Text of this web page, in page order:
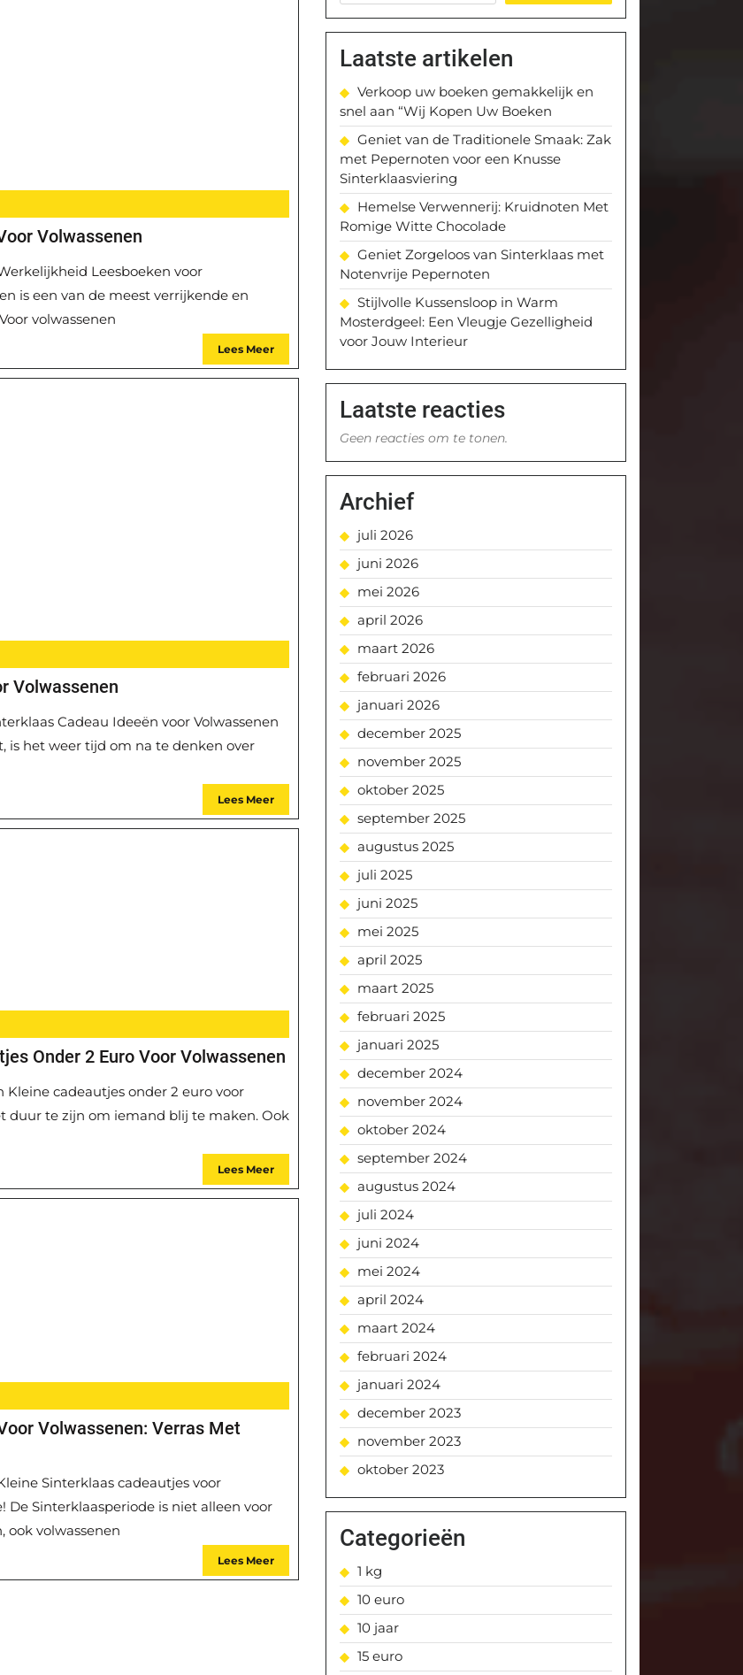
Volwassenen
Leesboeken voor
is een van de meest verrijkende en
volwassenen
Lees Meer
Volwassenen
Cadeau Ideeën voor Volwassenen
is het weer tijd om na te denken over
Lees Meer
Onder 2 Euro Voor Volwassenen
Kleine cadeautjes onder 2 euro voor
duur te zijn om iemand blij te maken. Ook
Lees Meer
Volwassenen: Verras Met
Sinterklaas cadeautjes voor
Sinterklaasperiode is niet alleen voor
ook volwassenen
Lees Meer
Laatste artikelen
Verkoop uw boeken gemakkelijk en
snel aan “Wij Kopen Uw Boeken
Geniet van de Traditionele Smaak: Zak
met Pepernoten voor een Knusse
Sinterklaasviering
Hemelse Verwennerij: Kruidnoten Met
Romige Witte Chocolade
Geniet Zorgeloos van Sinterklaas met
Notenvrije Pepernoten
Stijlvolle Kussensloop in Warm
Mosterdgeel: Een Vleugje Gezelligheid
voor Jouw Interieur
Laatste reacties
Geen reacties om te tonen.
Archief
juli 2026
juni 2026
mei 2026
april 2026
maart 2026
februari 2026
januari 2026
december 2025
november 2025
oktober 2025
september 2025
augustus 2025
juli 2025
juni 2025
mei 2025
april 2025
maart 2025
februari 2025
januari 2025
december 2024
november 2024
oktober 2024
september 2024
augustus 2024
juli 2024
juni 2024
mei 2024
april 2024
maart 2024
februari 2024
januari 2024
december 2023
november 2023
oktober 2023
Categorieën
1 kg
10 euro
10 jaar
15 euro